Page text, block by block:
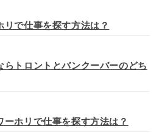
リで仕事を探す方法は？
らトロントとバンクーバーのどち
ーホリで仕事を探す方法は？